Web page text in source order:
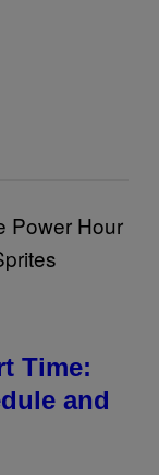
Time:
and